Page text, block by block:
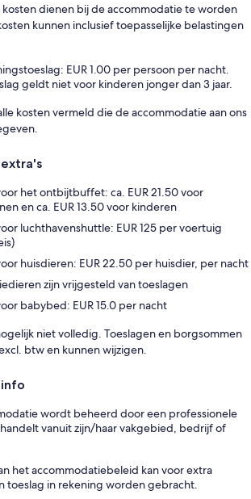
dienen bij de accommodatie te worden
kunnen inclusief toepasselijke belastingen
EUR 1.00 per persoon per nacht.
geldt niet voor kinderen jonger dan 3 jaar.
kosten vermeld die de accommodatie aan ons
het ontbijtbuffet: ca. EUR 21.50 voor
en ca. EUR 13.50 voor kinderen
luchthavenshuttle: EUR 125 per voertuig
huisdieren: EUR 22.50 per huisdier, per nacht
zijn vrijgesteld van toeslagen
babybed: EUR 15.0 per nacht
niet volledig. Toeslagen en borgsommen
btw en kunnen wijzigen.
wordt beheerd door een professionele
vanuit zijn/haar vakgebied, bedrijf of
het accommodatiebeleid kan voor extra
toeslag in rekening worden gebracht.